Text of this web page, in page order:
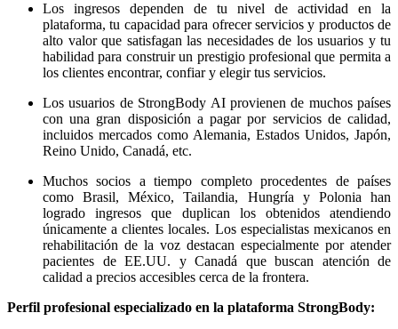
Los ingresos dependen de tu nivel de actividad en la
plataforma, tu capacidad para ofrecer servicios y productos de
alto valor que satisfagan las necesidades de los usuarios y tu
habilidad para construir un prestigio profesional que permita a
los clientes encontrar, confiar y elegir tus servicios.
Los usuarios de StrongBody AI provienen de muchos países
con una gran disposición a pagar por servicios de calidad,
incluidos mercados como Alemania, Estados Unidos, Japón,
Reino Unido, Canadá, etc.
Muchos socios a tiempo completo procedentes de países
como Brasil, México, Tailandia, Hungría y Polonia han
logrado ingresos que duplican los obtenidos atendiendo
únicamente a clientes locales. Los especialistas mexicanos en
rehabilitación de la voz destacan especialmente por atender
pacientes de EE.UU. y Canadá que buscan atención de
calidad a precios accesibles cerca de la frontera.
Perfil profesional especializado en la plataforma StrongBody: